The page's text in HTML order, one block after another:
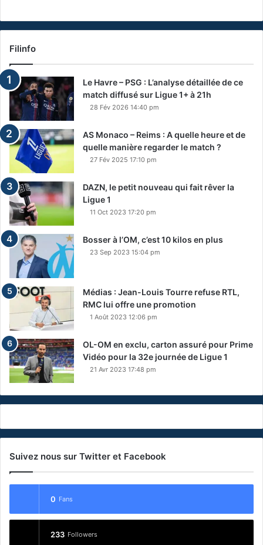
Filinfo
Le Havre – PSG : L’analyse détaillée de ce
match diffusé sur Ligue 1+ à 21h
28 Fév 2026 14:40 pm
AS Monaco – Reims : A quelle heure et de
quelle manière regarder le match ?
27 Fév 2025 17:10 pm
DAZN, le petit nouveau qui fait rêver la
Ligue 1
11 Oct 2023 17:20 pm
Bosser à l’OM, c’est 10 kilos en plus
23 Sep 2023 15:04 pm
Médias : Jean-Louis Tourre refuse RTL,
RMC lui offre une promotion
1 Août 2023 12:06 pm
OL-OM en exclu, carton assuré pour Prime
Vidéo pour la 32e journée de Ligue 1
21 Avr 2023 17:48 pm
Suivez nous sur Twitter et Facebook
0 Fans
233 Followers